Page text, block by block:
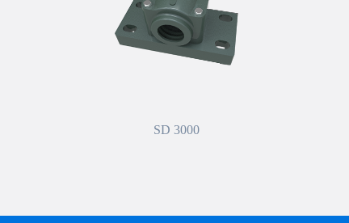
SD 3000